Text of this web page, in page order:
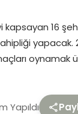
kapsayan 16
yapacak.
oynamak
Yapıldı